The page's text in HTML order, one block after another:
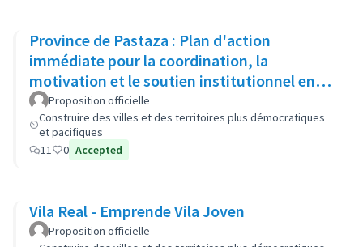
Province de Pastaza : Plan d'action
immédiate pour la coordination, la
motivation et le soutien institutionnel en
vue de renforcer la sécurité
Proposition officielle
Construire des villes et des territoires plus démocratiques
et pacifiques
11
0 Accepted
Vila Real - Emprende Vila Joven
Proposition officielle